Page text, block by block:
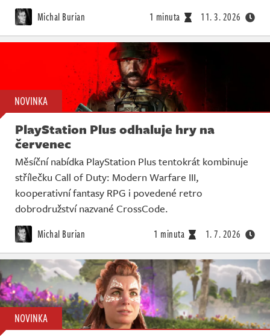
Michal Burian 1 minuta 11. 3. 2026
NOVINKA
PlayStation Plus odhaluje hry na
červenec
Měsíční nabídka PlayStation Plus tentokrát kombinuje
střílečku Call of Duty: Modern Warfare III,
kooperativní fantasy RPG i povedené retro
dobrodružství nazvané CrossCode.
Michal Burian 1 minuta 1. 7. 2026
NOVINKA